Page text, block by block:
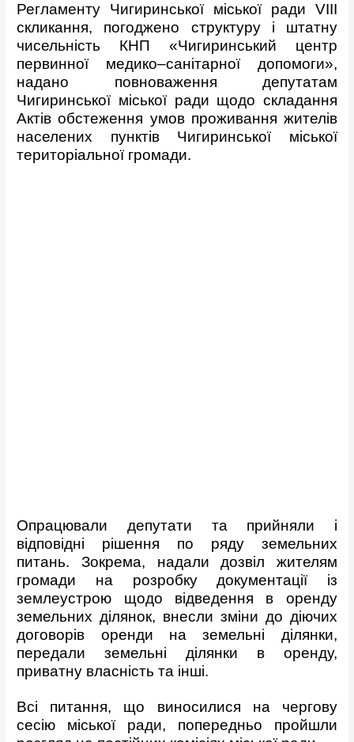
Регламенту Чигиринської міської ради VІІІ
скликання, погоджено структуру і штатну
чисельність КНП «Чигиринський центр
первинної медико–санітарної допомоги»,
надано повноваження депутатам
Чигиринської міської ради щодо складання
Актів обстеження умов проживання жителів
населених пунктів Чигиринської міської
територіальної громади.
Опрацювали депутати та прийняли і
відповідні рішення по ряду земельних
питань. Зокрема, надали дозвіл жителям
громади на розробку документації із
землеустрою щодо відведення в оренду
земельних ділянок, внесли зміни до діючих
договорів оренди на земельні ділянки,
передали земельні ділянки в оренду,
приватну власність та інші.
Всі питання, що виносилися на чергову
сесію міської ради, попередньо пройшли